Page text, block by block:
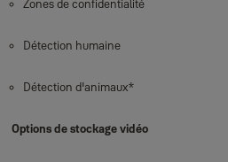
Zones de confidentialité
Détection humaine
Détection d'animaux*
Options de stockage vidéo